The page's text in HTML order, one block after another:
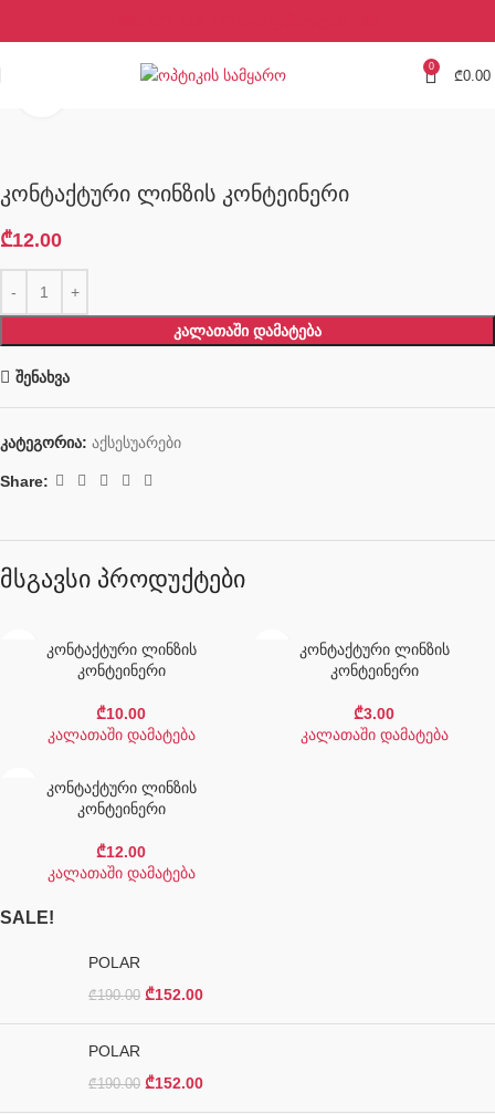
0
₾0.00
კონტაქტური ლინზის კონტეინერი
₾12.00
ᲙᲐᲚᲐᲗᲐᲨᲘ ᲓᲐᲛᲐᲢᲔᲑᲐ
შენახვა
კატეგორია: აქსესუარები
Share:
მსგავსი პროდუქტები
კონტაქტური ლინზის
კონტეინერი
₾10.00
კალათაში დამატება
კონტაქტური ლინზის
კონტეინერი
₾3.00
კალათაში დამატება
კონტაქტური ლინზის
კონტეინერი
₾12.00
კალათაში დამატება
SALE!
POLAR
₾190.00 ₾152.00
POLAR
₾190.00 ₾152.00